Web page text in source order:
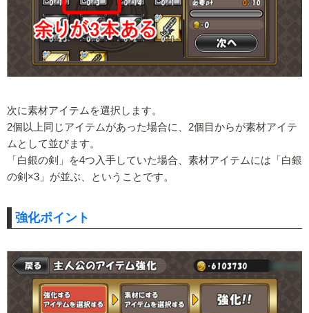
次に素材アイテムを選択します。
2個以上同じアイテムがあった場合に、2個目からが素材アイテ
ムとして並びます。
「白銀の剣」を4つ入手していた場合、素材アイテムには「白銀
の剣×3」が並ぶ、ということです。
強化ポイント